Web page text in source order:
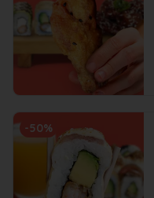
-50%